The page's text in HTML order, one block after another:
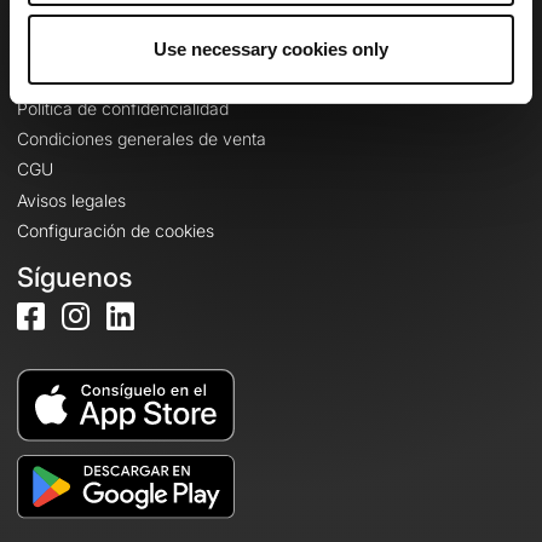
Use necessary cookies only
Política de confidencialidad
Condiciones generales de venta
CGU
Avisos legales
Configuración de cookies
Síguenos